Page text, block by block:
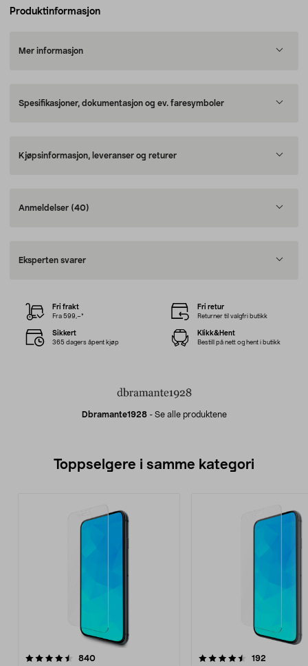
Produktinformasjon
Mer informasjon
Spesifikasjoner, dokumentasjon og ev. faresymboler
Kjøpsinformasjon, leveranser og returer
Anmeldelser (40)
Eksperten svarer
Dbramante1928- Se alle produktene
Fri frakt
Fra 599,–*
Fri retur
Returner til valgfri butikk
Sikkert
365 dagers åpent kjøp
Klikk&Hent
Bestill på nett og hent i butikk
Toppselgere i samme kategori
840anmeldelser
4.5 av 5 stjerner 192
4.5 av 5 stjerner